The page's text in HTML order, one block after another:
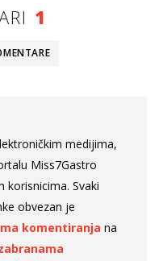
1
medijima,
Miss7Gastro
Svaki
obvezan je
komentiranja na